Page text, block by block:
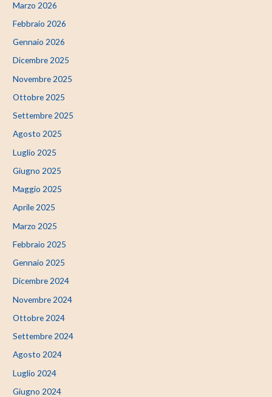
Marzo 2026
Febbraio 2026
Gennaio 2026
Dicembre 2025
Novembre 2025
Ottobre 2025
Settembre 2025
Agosto 2025
Luglio 2025
Giugno 2025
Maggio 2025
Aprile 2025
Marzo 2025
Febbraio 2025
Gennaio 2025
Dicembre 2024
Novembre 2024
Ottobre 2024
Settembre 2024
Agosto 2024
Luglio 2024
Giugno 2024